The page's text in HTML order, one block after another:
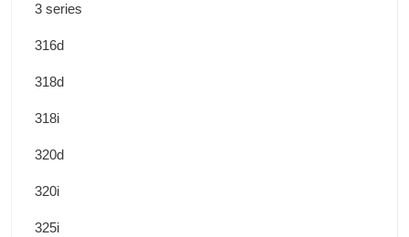
3 series
316d
318d
318i
320d
320i
325i